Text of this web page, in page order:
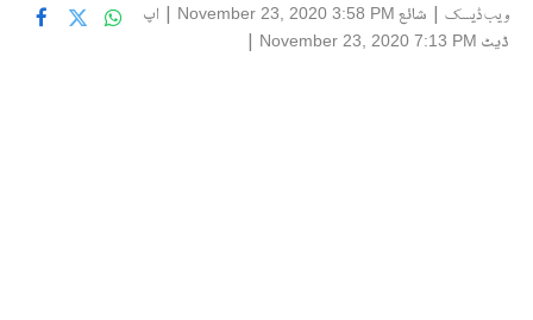
ویب ڈیسک | شائع November 23, 2020 3:58 PM
| اپ
ڈیٹ November 23, 2020 7:13 PM
|